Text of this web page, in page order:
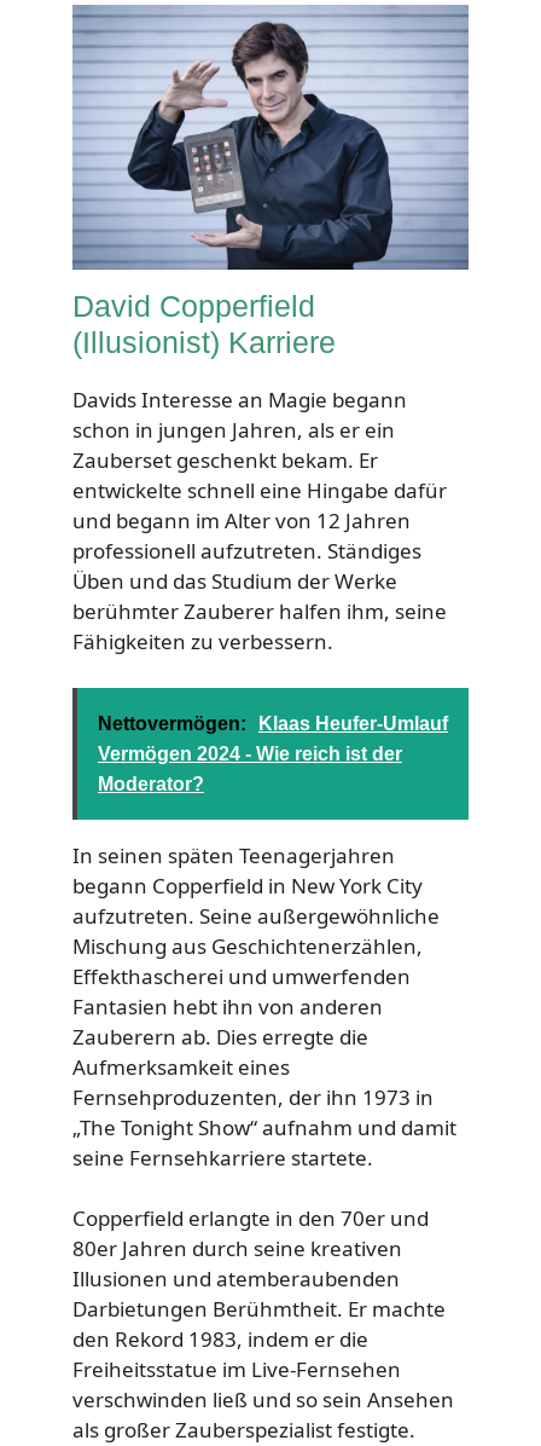
David Copperfield
(Illusionist) Karriere
Davids Interesse an Magie begann
schon in jungen Jahren, als er ein
Zauberset geschenkt bekam. Er
entwickelte schnell eine Hingabe dafür
und begann im Alter von 12 Jahren
professionell aufzutreten. Ständiges
Üben und das Studium der Werke
berühmter Zauberer halfen ihm, seine
Fähigkeiten zu verbessern.
Nettovermögen:
Klaas Heufer-Umlauf
Vermögen 2024 - Wie reich ist der
Moderator?
In seinen späten Teenagerjahren
begann Copperfield in New York City
aufzutreten. Seine außergewöhnliche
Mischung aus Geschichtenerzählen,
Effekthascherei und umwerfenden
Fantasien hebt ihn von anderen
Zauberern ab. Dies erregte die
Aufmerksamkeit eines
Fernsehproduzenten, der ihn 1973 in
„The Tonight Show“ aufnahm und damit
seine Fernsehkarriere startete.
Copperfield erlangte in den 70er und
80er Jahren durch seine kreativen
Illusionen und atemberaubenden
Darbietungen Berühmtheit. Er machte
den Rekord 1983, indem er die
Freiheitsstatue im Live-Fernsehen
verschwinden ließ und so sein Ansehen
als großer Zauberspezialist festigte.